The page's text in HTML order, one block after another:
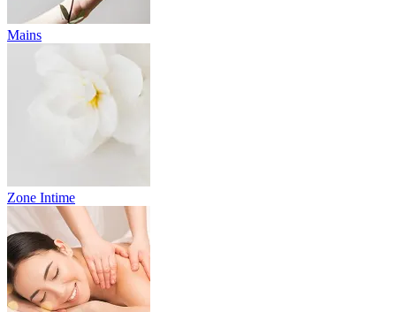
Mains
Zone Intime